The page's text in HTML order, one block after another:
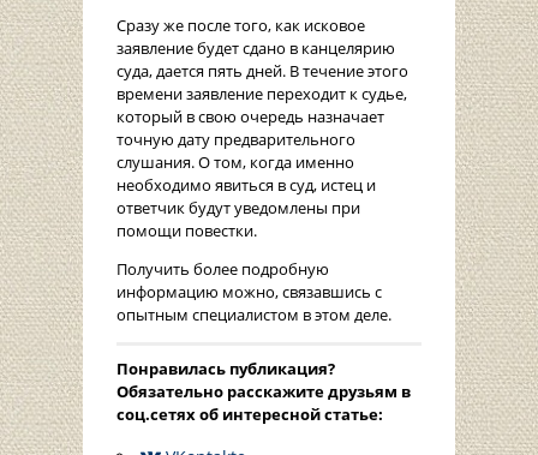
Сразу же после того, как исковое
заявление будет сдано в канцелярию
суда, дается пять дней. В течение этого
времени заявление переходит к судье,
который в свою очередь назначает
точную дату предварительного
слушания. О том, когда именно
необходимо явиться в суд, истец и
ответчик будут уведомлены при
помощи повестки.
Получить более подробную
информацию можно, связавшись с
опытным специалистом в этом деле.
Понравилась публикация?
Oбязательно расскажите друзьям в
соц.сетях об интересной статье: